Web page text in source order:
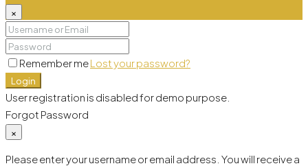
×
Remember meLost your password?
Login
User registration is disabled for demo purpose.
Forgot Password
×
Please enter your username or email address. You will receive a